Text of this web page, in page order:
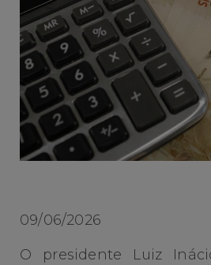
09/06/2026
O presidente Luiz